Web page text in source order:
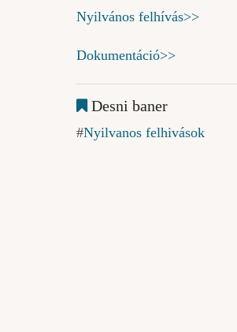
Nyilvános felhívás>>
Dokumentáció>>
Desni baner
Nyilvanos felhivások